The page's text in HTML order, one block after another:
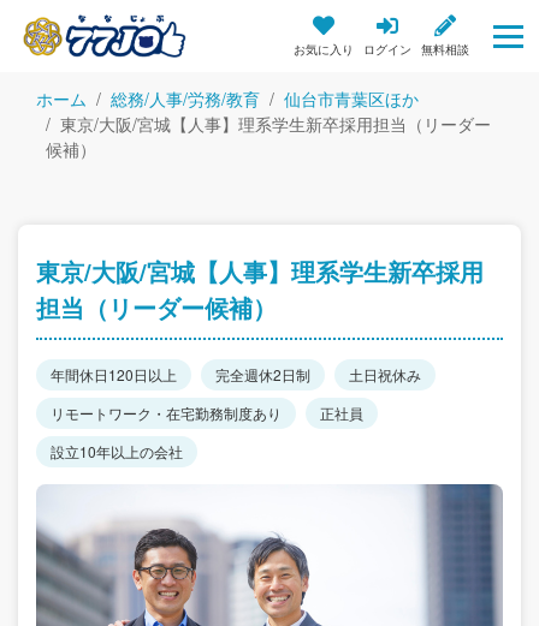
お気に入り ログイン 無料相談
ホーム 総務/人事/労務/教育
仙台市青葉区ほか
東京/大阪/宮城【人事】理系学生新卒採用担当（リーダー
候補）
東京/大阪/宮城【人事】理系学生新卒採用
担当（リーダー候補）
年間休日120日以上 完全週休2日制
土日祝休み
リモートワーク・在宅勤務制度あり
正社員
設立10年以上の会社